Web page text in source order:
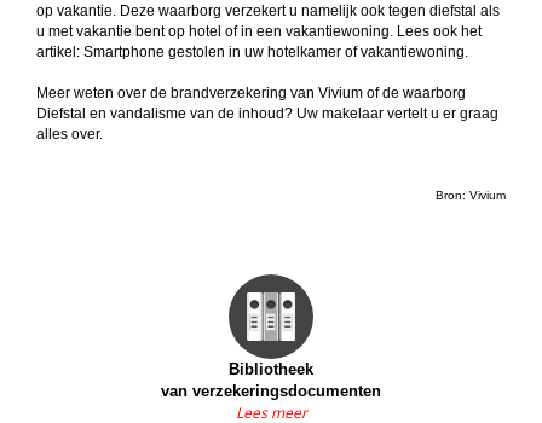
op vakantie. Deze waarborg verzekert u namelijk ook tegen diefstal als
u met vakantie bent op hotel of in een vakantiewoning. Lees ook het
artikel: Smartphone gestolen in uw hotelkamer of vakantiewoning.
Meer weten over de brandverzekering van Vivium of de waarborg
Diefstal en vandalisme van de inhoud? Uw makelaar vertelt u er graag
alles over.
Bron: Vivium
Bibliotheek
van verzekeringsdocumenten
Lees meer